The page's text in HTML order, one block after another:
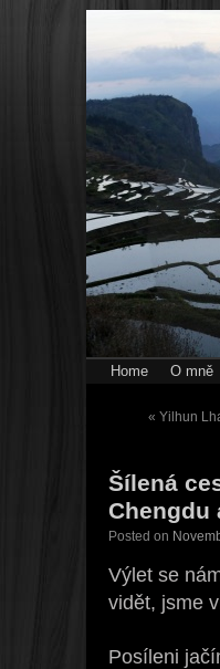
Home O mně
« Yilhun
Šílená
Chengdu
Posted on
Výlet se
vidět, jsme
Posíleni